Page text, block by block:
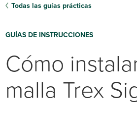
Todas las guías prácticas
GUÍAS DE INSTRUCCIONES
Cómo
malla Trex